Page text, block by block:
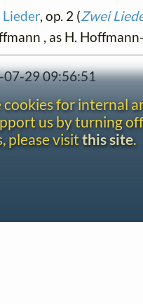
, op. 2 (Zwei
, as H.
07-29 09:56:51
cookies for internal
us by turning
please visitthis site.